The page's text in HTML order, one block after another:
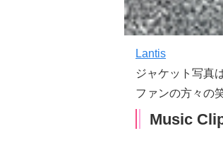
Lantis
ジャケット写真
ファンの方々の
Music